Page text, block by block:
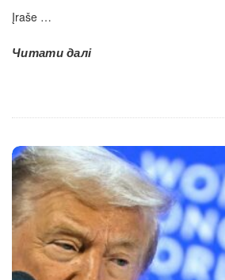
Įraše …
Читати далі